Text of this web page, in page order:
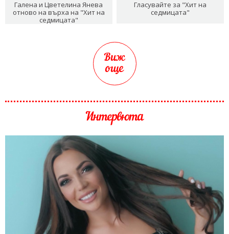
Галена и Цветелина Янева
отново на върха на "Хит на
седмицата"
Гласувайте за "Хит на
седмицата"
Виж
още
Интервюта